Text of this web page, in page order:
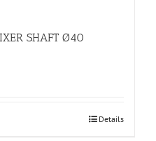
SHAFT Ø40
Details